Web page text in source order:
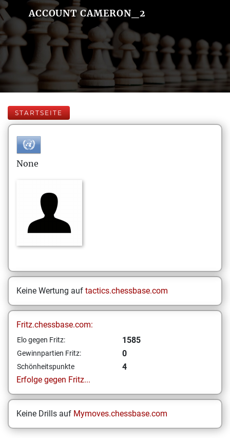
ACCOUNT CAMERON_2
STARTSEITE
None
Keine Wertung auf tactics.chessbase.com
Fritz.chessbase.com:
Elo gegen Fritz: 1585
Gewinnpartien Fritz: 0
Schönheitspunkte
4
Erfolge gegen Fritz...
Keine Drills auf Mymoves.chessbase.com